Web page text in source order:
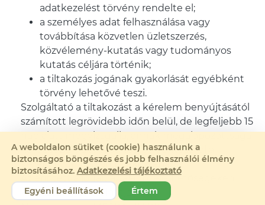
adatkezelést törvény rendelte el;
a személyes adat felhasználása vagy
továbbítása közvetlen üzletszerzés,
közvélemény-kutatás vagy tudományos
kutatás céljára történik;
a tiltakozás jogának gyakorlását egyébként
törvény lehetővé teszi.
Szolgáltató a tiltakozást a kérelem benyújtásától
számított legrövidebb időn belül, de legfeljebb 15
nap alatt megvizsgálja, annak megalapozottsága
kérdésében döntést hoz, és döntéséről a
kérelmezőt írásban tájékoztatja.
Az érintett a jogait az alábbi elérhetőségeken
keresztül gyakorolhatja:
A weboldalon sütiket (cookie) használunk a
biztonságos böngészés és jobb felhasználói élmény
biztosításához. Adatkezelési tájékoztató
Egyéni beállítások
Értem